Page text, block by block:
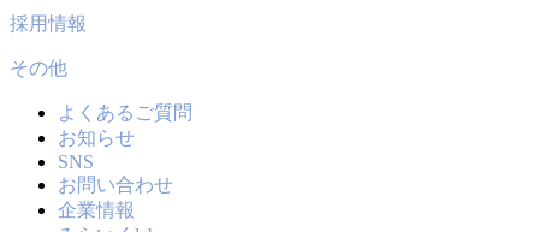
採用情報
その他
よくあるご質問
お知らせ
SNS
お問い合わせ
企業情報